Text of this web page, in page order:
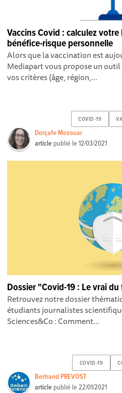
Vaccins Covid : calculez votre
bénéfice-risque personnelle
Alors que la vaccination est
Mediapart vous propose un outil
vos critères (âge, région,...
COVID-19
Dorçafe Mezouar
article publié le12/03/2021
Dossier "Covid-19 : Le vrai
Retrouvez notre dossier
étudiants journalistes
Sciences&Co : Comment...
COVID-19
Bertrand PREVOST
article publié le22/01/2021